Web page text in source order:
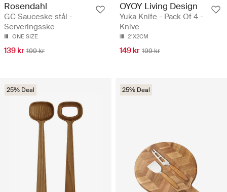
Rosendahl
GC Sauceske stål -
Serveringsske
ONE SIZE
139 kr 199 kr
OYOY Living Design
Yuka Knife - Pack Of 4 -
Knive
21X2CM
149 kr 199 kr
25% Deal 25% Deal